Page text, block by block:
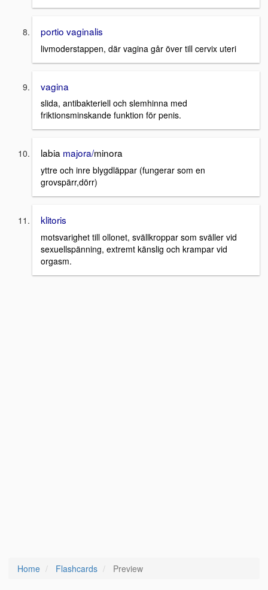
portio vaginalis
livmoderstappen, där vagina går över till cervix uteri
vagina
slida, antibakteriell och slemhinna med
friktionsminskande funktion för penis.
labia majora/minora
yttre och inre blygdläppar (fungerar som en
grovspärr,dörr)
klitoris
motsvarighet till ollonet, svällkroppar som sväller vid
sexuellspänning, extremt känslig och krampar vid
orgasm.
Home Flashcards Preview